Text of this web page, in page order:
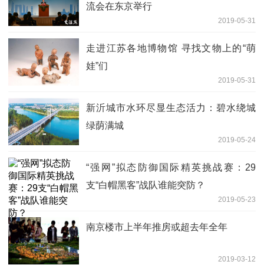
流会在东京举行
2019-05-31
走进江苏各地博物馆 寻找文物上的“萌
娃”们
2019-05-31
新沂城市水环尽显生态活力：碧水绕城
绿荫满城
2019-05-24
“强网”拟态防御国际精英挑战赛：29
支“白帽黑客”战队谁能突防？
2019-05-23
南京楼市上半年推房或超去年全年
2019-03-12